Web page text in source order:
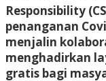
Responsibility
penanganan
menjalin
menghadirkan
gratis bagi